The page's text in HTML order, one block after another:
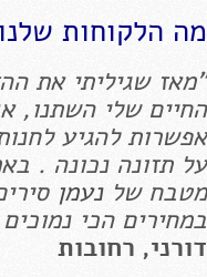
מה הלקוחות
"מאז שגיליתי את
החיים שלי השתנו,
אפשרות להגיע
על תזונה נכונה .
מטבח שלנעמן
במחירים הכי
דורני, רחובות